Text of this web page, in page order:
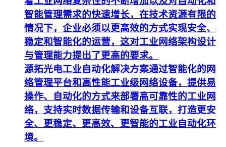
智能管理需求的快速增长，在技术资源有限的
情况下，企业必须以更高效的方式实现安全、
稳定和智能化的运营，这对工业网络架构设计
与管理能力提出了更高的要求。
源拓光电工业自动化解决方案通过智能化的网
络管理平台和高性能工业级网络设备，提供易
操作、自动化的方式来部署高可靠性的工业网
络，支持实时数据传输和设备互联，打造更安
全、更稳定、更高效、更智能的工业自动化环
境。